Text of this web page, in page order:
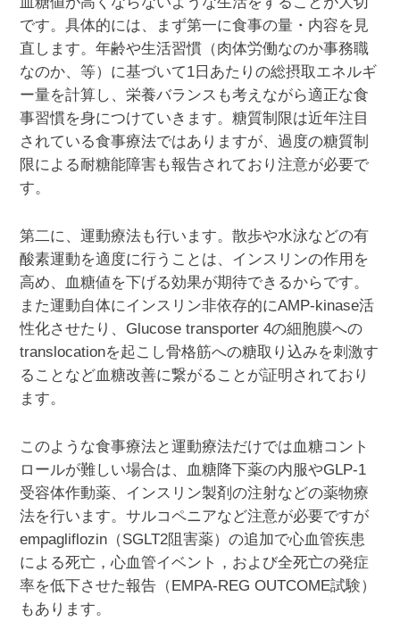
です。具体的には、まず第一に食事の量・内容を見
直します。年齢や生活習慣（肉体労働なのか事務職
なのか、等）に基づいて1日あたりの総摂取エネルギ
ー量を計算し、栄養バランスも考えながら適正な食
事習慣を身につけていきます。糖質制限は近年注目
されている食事療法ではありますが、過度の糖質制
限による耐糖能障害も報告されており注意が必要で
す。
第二に、運動療法も行います。散歩や水泳などの有
酸素運動を適度に行うことは、インスリンの作用を
高め、血糖値を下げる効果が期待できるからです。
また運動自体にインスリン非依存的にAMP-kinase活
性化させたり、Glucose transporter 4の細胞膜への
translocationを起こし骨格筋への糖取り込みを刺激す
ることなど血糖改善に繋がることが証明されており
ます。
このような食事療法と運動療法だけでは血糖コント
ロールが難しい場合は、血糖降下薬の内服やGLP-1
受容体作動薬、インスリン製剤の注射などの薬物療
法を行います。サルコペニアなど注意が必要ですが
empagliflozin（SGLT2阻害薬）の追加で心血管疾患
による死亡，心血管イベント，および全死亡の発症
率を低下させた報告（EMPA-REG OUTCOME試験）
もあります。